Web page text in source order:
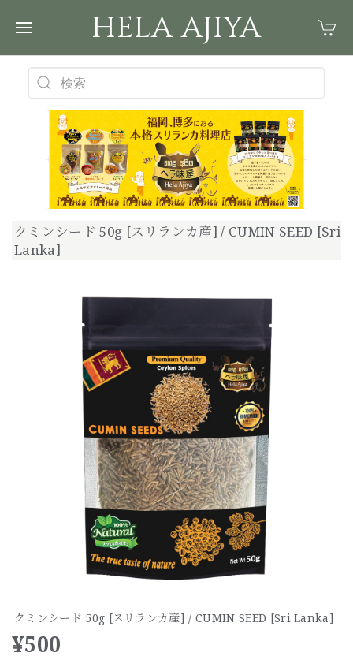
HELA AJIYA
クミンシード 50g [スリランカ産] / CUMIN SEED [Sri
Lanka]
クミンシード 50g [スリランカ産] / CUMIN SEED [Sri Lanka]
¥500